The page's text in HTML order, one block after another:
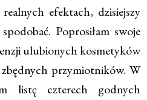
efektach, dzisiejszy
Poprosiłam swoje
ulubionych kosmetyków
przymiotników. W
listę czterech godnych